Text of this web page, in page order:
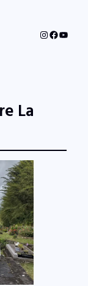
Instagram
La